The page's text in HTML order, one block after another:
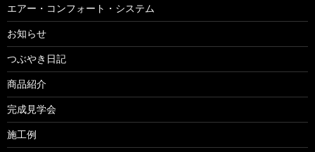
エアー・コンフォート・システム
お知らせ
つぶやき日記
商品紹介
完成見学会
施工例